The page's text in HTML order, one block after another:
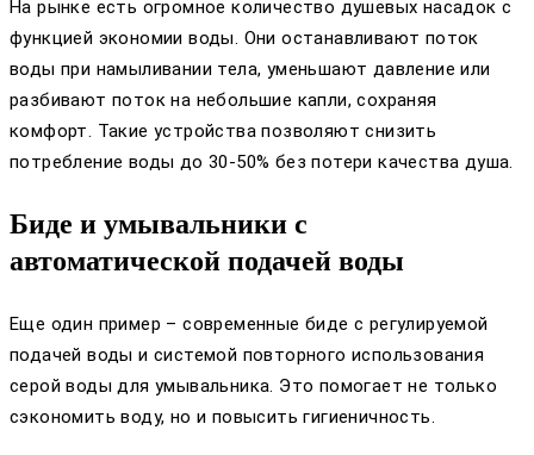
На рынке есть огромное количество душевых насадок с
функцией экономии воды. Они останавливают поток
воды при намыливании тела, уменьшают давление или
разбивают поток на небольшие капли, сохраняя
комфорт. Такие устройства позволяют снизить
потребление воды до 30-50% без потери качества душа.
Биде и умывальники с
автоматической подачей воды
Еще один пример – современные биде с регулируемой
подачей воды и системой повторного использования
серой воды для умывальника. Это помогает не только
сэкономить воду, но и повысить гигиеничность.